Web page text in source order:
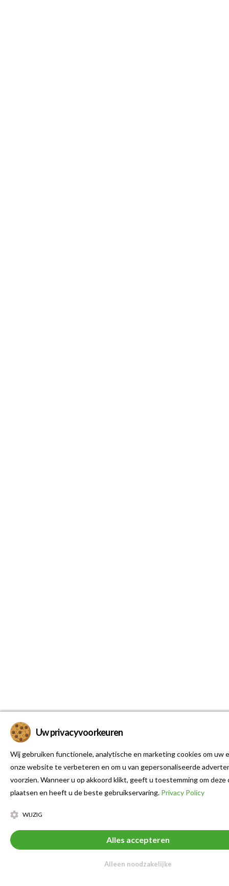
Uw privacyvoorkeuren
Wij gebruiken functionele, analytische en marketing cookies om uw
onze website te verbeteren en om u van gepersonaliseerde
voorzien. Wanneer u op akkoord klikt, geeft u toestemming om deze
plaatsen en heeft u de beste gebruikservaring. Privacy Policy
WIJZIG
Alles accepteren
Alleen noodzakelijke